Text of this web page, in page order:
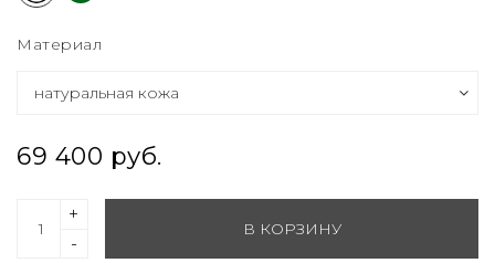
Материал
69 400 руб.
-
+
В КОРЗИНУ